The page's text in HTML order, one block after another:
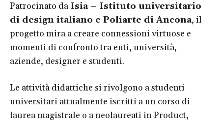
Patrocinato da Isia – Istituto universitario
di design italiano e Poliarte di Ancona, il
progetto mira a creare connessioni virtuose e
momenti di confronto tra enti, università,
aziende, designer e studenti.
Le attività didattiche si rivolgono a studenti
universitari attualmente iscritti a un corso di
laurea magistrale o a neolaureati in Product,